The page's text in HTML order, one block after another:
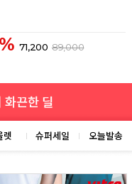
71,200 89,000
렛 슈퍼세일 오늘발송